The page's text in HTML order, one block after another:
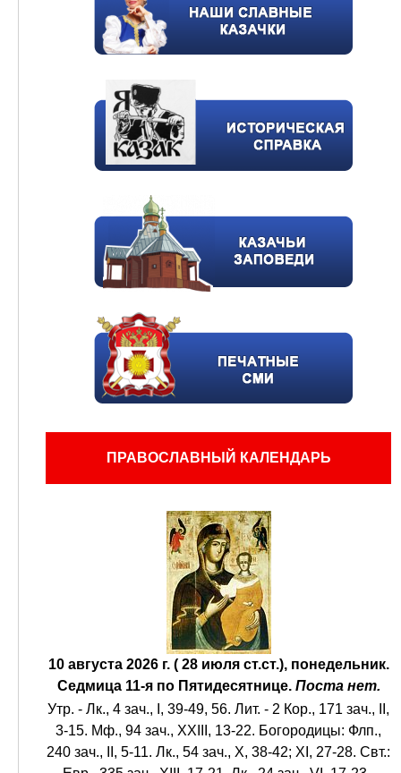
ПРАВОСЛАВНЫЙ КАЛЕНДАРЬ
10 августа 2026 г. ( 28 июля ст.ст.), понедельник.
Седмица 11-я по Пятидесятнице. Поста нет.
Утр. - Лк., 4 зач., I, 39-49, 56. Лит. - 2 Кор., 171 зач., II,
3-15. Мф., 94 зач., XXIII, 13-22. Богородицы: Флп.,
240 зач., II, 5-11. Лк., 54 зач., X, 38-42; XI, 27-28. Свт.: